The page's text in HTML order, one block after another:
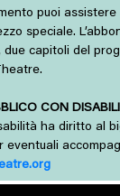
puoi
speciale.
due capitoli del
CON
ha diritto al
eventuali